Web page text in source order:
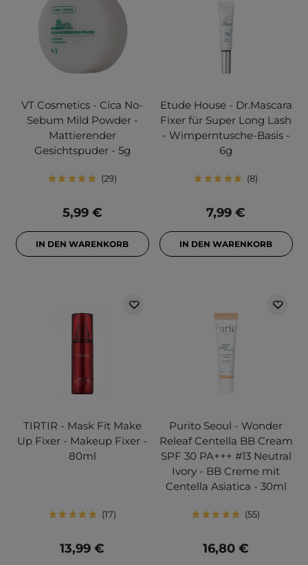
VT Cosmetics - Cica No-
Sebum Mild Powder -
Mattierender
Gesichtspuder - 5g
29
5,99 €
IN DEN WARENKORB
Etude House - Dr.Mascara
Fixer für Super Long Lash
- Wimperntusche-Basis -
6g
8
7,99 €
IN DEN WARENKORB
TIRTIR - Mask Fit Make
Up Fixer - Makeup Fixer -
80ml
17
13,99 €
Purito Seoul - Wonder
Releaf Centella BB Cream
SPF 30 PA+++ #13 Neutral
Ivory - BB Creme mit
Centella Asiatica - 30ml
55
16,80 €